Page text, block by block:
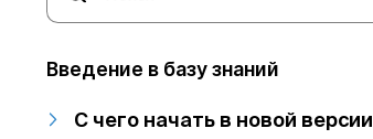
Введение в базу знаний
С чего начать в новой версии